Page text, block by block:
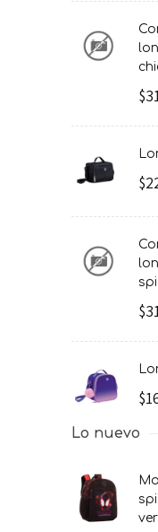
combo mochila/morral +
combo mochila/morral +
Lo nuevo
mochila/morral grande